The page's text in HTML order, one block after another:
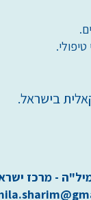
בישראל.
- מרכז